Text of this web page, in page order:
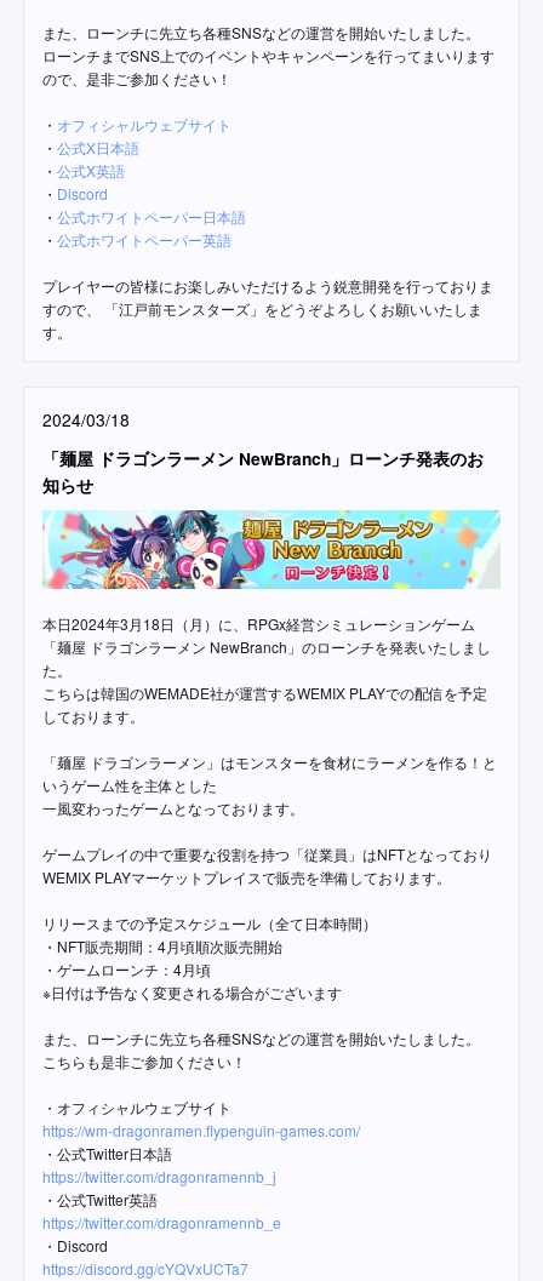
また、ローンチに先立ち各種SNSなどの運営を開始いたしました。
ローンチまでSNS上でのイベントやキャンペーンを行ってまいります
ので、是非ご参加ください！
・ オフィシャルウェブサイト
・ 公式X日本語
・ 公式X英語
・ Discord
・ 公式ホワイトペーパー日本語
・ 公式ホワイトペーパー英語
プレイヤーの皆様にお楽しみいただけるよう鋭意開発を行っておりま
すので、 「江戸前モンスターズ」をどうぞよろしくお願いいたしま
す。
2024/03/18
「麺屋 ドラゴンラーメン NewBranch」ローンチ発表のお
知らせ
本日2024年3月18日（月）に、RPGx経営シミュレーションゲーム
「麺屋 ドラゴンラーメン NewBranch」のローンチを発表いたしまし
た。
こちらは韓国のWEMADE社が運営するWEMIX PLAYでの配信を予定
しております。
「麺屋 ドラゴンラーメン」はモンスターを食材にラーメンを作る！と
いうゲーム性を主体とした
一風変わったゲームとなっております。
ゲームプレイの中で重要な役割を持つ「従業員」はNFTとなっており
WEMIX PLAYマーケットプレイスで販売を準備しております。
リリースまでの予定スケジュール（全て日本時間）
・NFT販売期間：4月頃順次販売開始
・ゲームローンチ：4月頃
※日付は予告なく変更される場合がございます
また、ローンチに先立ち各種SNSなどの運営を開始いたしました。
こちらも是非ご参加ください！
・オフィシャルウェブサイト
https://wm-dragonramen.flypenguin-games.com/
・公式Twitter日本語
https://twitter.com/dragonramennb_j
・公式Twitter英語
https://twitter.com/dragonramennb_e
・Discord
https://discord.gg/cYQVxUCTa7